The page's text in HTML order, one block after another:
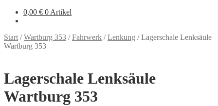
0,00 € 0 Artikel
Start /Wartburg 353 /Fahrwerk /Lenkung /Lagerschale Lenksäule
Wartburg 353
Lagerschale Lenksäule
Wartburg 353